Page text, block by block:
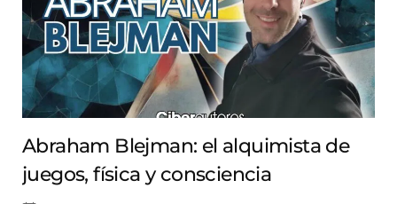
Abraham Blejman: el alquimista de
juegos, física y consciencia